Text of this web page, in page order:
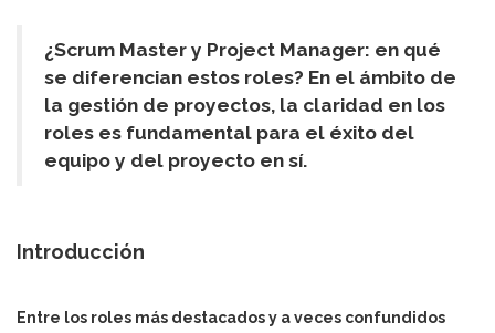
¿Scrum Master y Project Manager: en qué
se diferencian estos roles? En el ámbito de
la gestión de proyectos, la claridad en los
roles es fundamental para el éxito del
equipo y del proyecto en sí.
Introducción
Entre los roles más destacados y a veces confundidos